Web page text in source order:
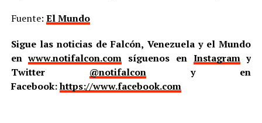
Fuente: El Mundo
Sigue las noticias de Falcón, Venezuela y el Mundo
enwww.notifalcon.com síguenos en Instagramy
Twitter @notifalcony en
Facebook:https://www.facebook.com